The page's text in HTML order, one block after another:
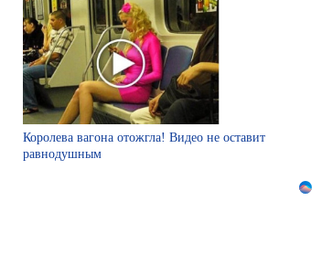
Королева вагона отожгла! Видео не оставит
равнодушным